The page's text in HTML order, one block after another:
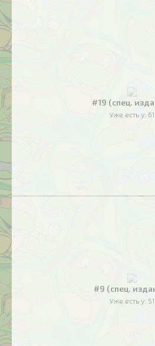
#19 (спец.
Уже есть у: 61
#9 (спец.
Уже есть у: 51